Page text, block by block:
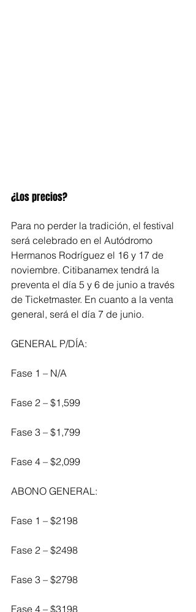
¿Los precios?
Para no perder la tradición, el festival
será celebrado en el Autódromo
Hermanos Rodríguez el 16 y 17 de
noviembre. Citibanamex tendrá la
preventa el día 5 y 6 de junio a través
de Ticketmaster. En cuanto a la venta
general, será el día 7 de junio.
GENERAL P/DÍA:
Fase 1 – N/A
Fase 2 – $1,599
Fase 3 – $1,799
Fase 4 – $2,099
ABONO GENERAL:
Fase 1 – $2198
Fase 2 – $2498
Fase 3 – $2798
Fase 4 – $3198